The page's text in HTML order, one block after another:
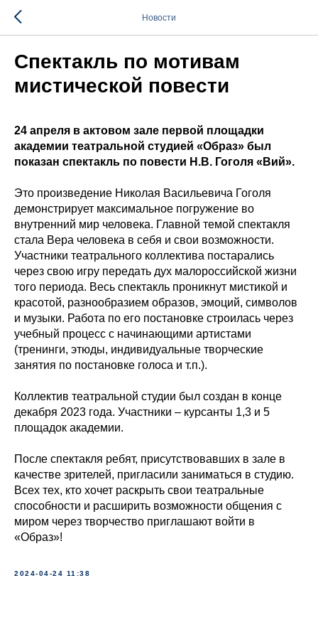
Новости
Спектакль по мотивам
мистической повести
24 апреля в актовом зале первой площадки
академии театральной студией «Образ» был
показан спектакль по повести Н.В. Гоголя «Вий».
Это произведение Николая Васильевича Гоголя
демонстрирует максимальное погружение во
внутренний мир человека. Главной темой спектакля
стала Вера человека в себя и свои возможности.
Участники театрального коллектива постарались
через свою игру передать дух малороссийской жизни
того периода. Весь спектакль проникнут мистикой и
красотой, разнообразием образов, эмоций, символов
и музыки. Работа по его постановке строилась через
учебный процесс с начинающими артистами
(тренинги, этюды, индивидуальные творческие
занятия по постановке голоса и т.п.).
Коллектив театральной студии был создан в конце
декабря 2023 года. Участники – курсанты 1,3 и 5
площадок академии.
После спектакля ребят, присутствовавших в зале в
качестве зрителей, пригласили заниматься в студию.
Всех тех, кто хочет раскрыть свои театральные
способности и расширить возможности общения с
миром через творчество приглашают войти в
«Образ»!
2024-04-24 11:38